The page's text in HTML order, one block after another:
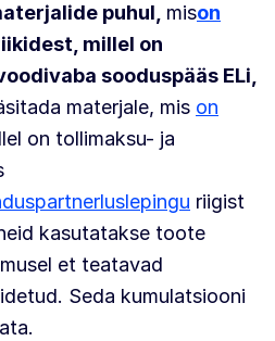
puhul, mison
millel on
sooduspääs ELi,
materjale, mis on
on tollimaksu- ja
riigist
kasutatakse toote
et teatavad
Seda kumulatsiooni